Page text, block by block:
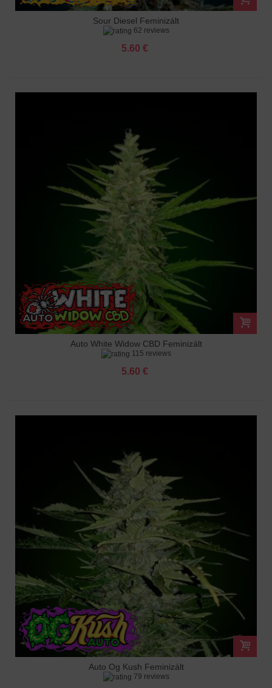
Sour Diesel Feminizált
62 reviews
5.60 €
Auto White Widow CBD Feminizált
115 reviews
5.60 €
Auto Og Kush Feminizált
79 reviews